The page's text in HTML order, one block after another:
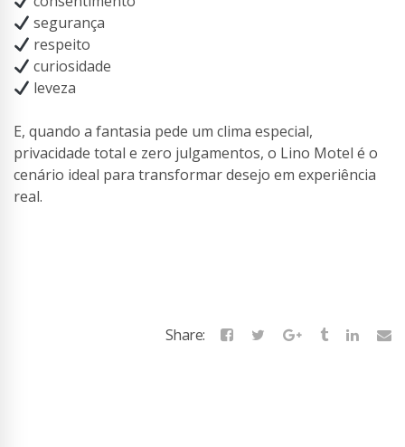
segurança
respeito
curiosidade
leveza
E, quando a fantasia pede um clima especial,
privacidade total e zero julgamentos, o Lino Motel é o
cenário ideal para transformar desejo em experiência
real.
Share: